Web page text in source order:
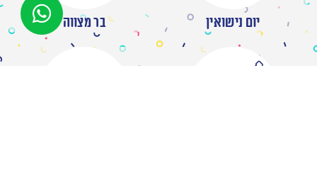
יום נישואין בר מצווה